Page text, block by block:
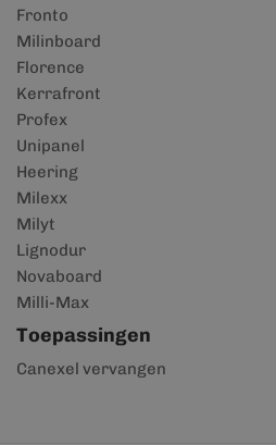
Fronto
Milinboard
Florence
Kerrafront
Profex
Unipanel
Heering
Milexx
Milyt
Lignodur
Novaboard
Milli-Max
Toepassingen
Canexel vervangen